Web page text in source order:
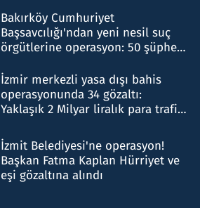
Bakırköy Cumhuriyet
Başsavcılığı'ndan yeni nesil suç
örgütlerine operasyon: 50 şüpheli
İzmir merkezli yasa dışı bahis
operasyonunda 34 gözaltı:
Yaklaşık 2 Milyar liralık para trafiği
İzmit Belediyesi'ne operasyon!
Başkan Fatma Kaplan Hürriyet ve
eşi gözaltına alındı